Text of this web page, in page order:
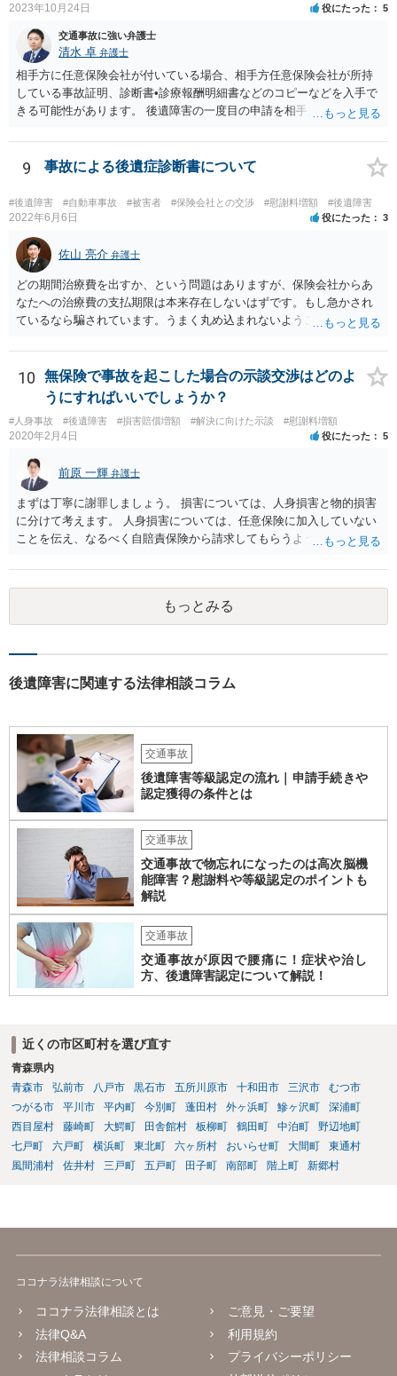
2023年10月24日 役にたった 5
交通事故に強い弁護士
清水 卓 弁護士
相手方に任意保険会社が付いている場合、相手方任意保険会社が所持
している事故証明、診断書•診療報酬明細書などのコピーなどを入手で
きる可能性があります。 後遺障害の一度目の申請を相手方任意保険会
果と認定理由書も相手方任意保険会社から入手できる可能性がありま
す。 これらが難しくても、通院していた病院のカルテを取り付けるこ
と等で代替が可能な場合もあります。 事故からどの程度期間が経過し
ているがが定かではありませんが、昨年４月から既に１年半年程度経
過しており、時効なども意識しながら対応をしておきたいところで
す。 待っていても事態が打開しない可能性もあるため、依頼の対応が
可能な弁護士に個別に問い合わせ、上記の方法等を参考に進め方を相
談してみるのが望ましいかもしれません。
9 事故による後遺症診断書について
#後遺障害 #自動車事故 #被害者 #保険会社との交渉 #慰謝料増額 #後遺障害
2022年6月6日 役にたった 3
佐山 亮介 弁護士
どの期間治療費を出すか、という問題はありますが、保険会社からあ
なたへの治療費の支払期限は本来存在しないはずです。もし急かされ
ているなら騙されています。うまく丸め込まれないようご注意下さ
せんが、受診したならば提出すべきです。
10
無保険で事故を起こした場合の示談交渉はどのよ
うにすればいいでしょうか？
#人身事故 #後遺障害 #損害賠償増額 #解決に向けた示談 #慰謝料増額
2020年2月4日 役にたった 5
前原 一輝 弁護士
まずは丁寧に謝罪しましょう。 損害については、人身損害と物的損害
に分けて考えます。 人身損害については、任意保険に加入していない
ことを伝え、なるべく自賠責保険から請求してもらうようお願いして
願いしてください。 物的損害については、請求の根拠を精査する必要
があり、写真や見積書を送ってもらい、請求金額が正当化をちゃんと
チェックする必要があります。 相談者様の資力がどれだけあるのかは
分かりませんが、資力に応じた対応をして行くほかありません。 訴訟
ャラクターの問題もあるので、どうすればよいのかという正解はあり
合によっては交渉を任せた方がいいかもしれません。
もっとみる
後遺障害に関連する法律相談コラム
交通事故
後遺障害等級認定の流れ｜申請手続きや
認定獲得の条件とは
交通事故
交通事故で物忘れになったのは高次脳機
能障害？慰謝料や等級認定のポイントも
解説
交通事故
交通事故が原因で腰痛に！症状や治し
方、後遺障害認定について解説！
近くの市区町村を選び直す
青森県内
青森市
弘前市 八戸市 黒石市 五所川原市 十和田市 三沢市
むつ市
つがる市
平川市 平内町 今別町 蓬田村 外ヶ浜町 鰺ヶ沢町
深浦町
西目屋村
藤崎町 大鰐町 田舎館村 板柳町 鶴田町 中泊町
野辺地町
七戸町
六戸町 横浜町 東北町 六ヶ所村 おいらせ町 大間町
東通村
風間浦村
佐井村 三戸町 五戸町 田子町 南部町 階上町 新郷村
ココナラ法律相談について
ココナラ法律相談とは
法律Q&A
法律相談コラム
ご意見・ご要望
利用規約
プライバシーポリシー